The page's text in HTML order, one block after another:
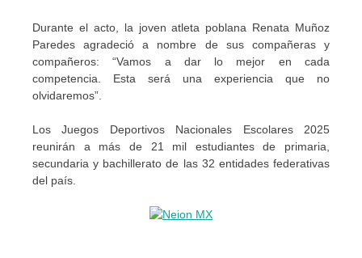
Durante el acto, la joven atleta poblana Renata Muñoz
Paredes agradeció a nombre de sus compañeras y
compañeros: “Vamos a dar lo mejor en cada
competencia. Esta será una experiencia que no
olvidaremos”.
Los Juegos Deportivos Nacionales Escolares 2025
reunirán a más de 21 mil estudiantes de primaria,
secundaria y bachillerato de las 32 entidades federativas
del país.